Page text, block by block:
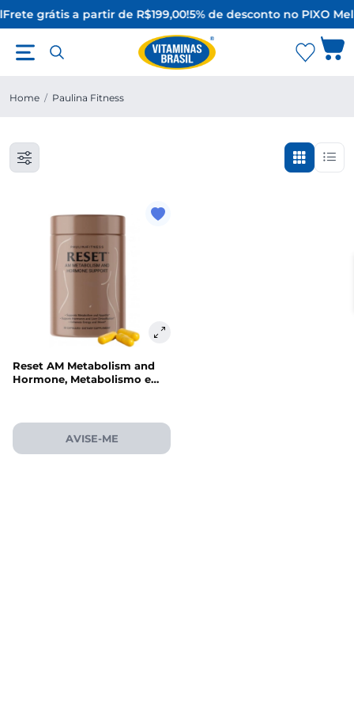
Frete grátis a partir de R$199,00!5% de desconto no PIXO
Home / Paulina Fitness
Reset AM Metabolism and
Hormone, Metabolismo e
AVISE-ME